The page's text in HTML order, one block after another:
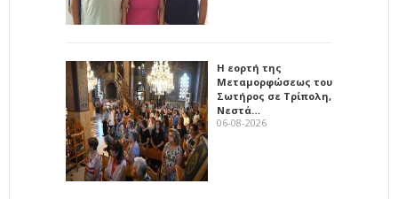
Η εορτή της
Μεταμορφώσεως του
Σωτήρος σε Τρίπολη,
Νεστά…
06-08-2026